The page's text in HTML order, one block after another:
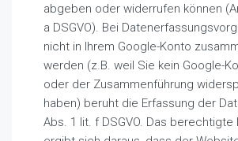
abgeben oder widerrufen können
a DSGVO). Bei
nicht in Ihrem Google-Konto
werden (z.B. weil Sie kein Google-
oder der Zusammenführung
haben) beruht die Erfassung der
Abs. 1 lit. f DSGVO. Das berechtigte